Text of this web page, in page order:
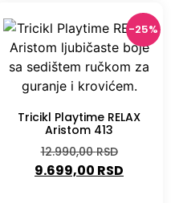
-25%
Tricikl Playtime RELAX
Aristom 413
12.990,00RSD
9.699,00 RSD